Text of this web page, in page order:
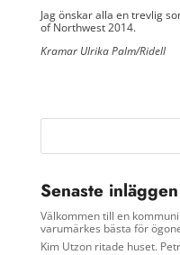
Jag önskar alla en trevlig
of Northwest 2014.
Kramar Ulrika Palm/Ridell
Senaste inläggen
Välkommen till en
varumärkes bästa för
Kim Utzon ritade huset.